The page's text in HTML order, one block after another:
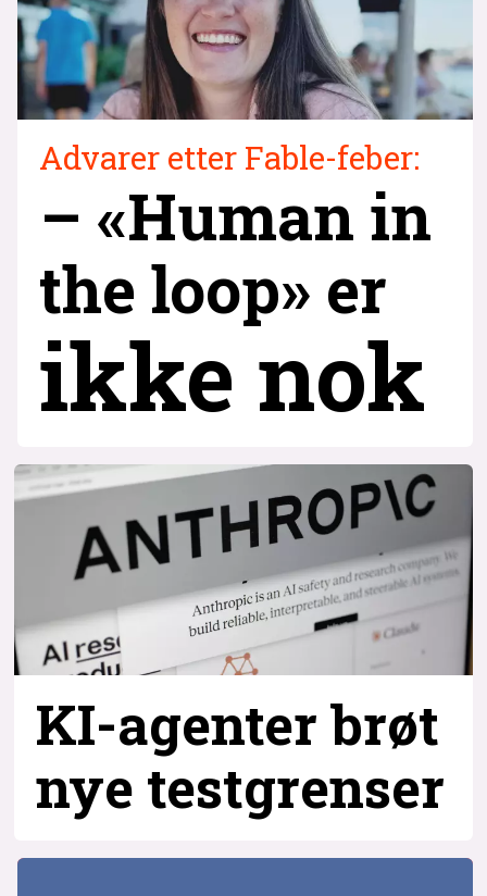
Advarer etter Fable-feber:
– «Human in
the loop» er
ikke nok
KI-agenter brøt
nye testgrenser